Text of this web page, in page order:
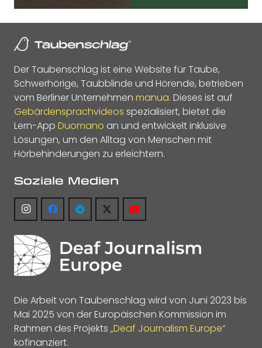
Der Taubenschlag ist eine Website für Taube,
Schwerhörige, Taubblinde und Hörende, betrieben
vom Berliner Unternehmen manua. Dieses ist auf
Gebärdensprachvideos spezialisiert, bietet die
Lern-App Duomano an und entwickelt inklusive
Lösungen, um den Alltag von Menschen mit
Hörbehinderungen zu erleichtern.
Soziale Medien
Die Arbeit von Taubenschlag wird von Juni 2023 bis
Mai 2025 von der Europäischen Kommission im
Rahmen des Projekts „Deaf Journalism Europe“
kofinanziert.